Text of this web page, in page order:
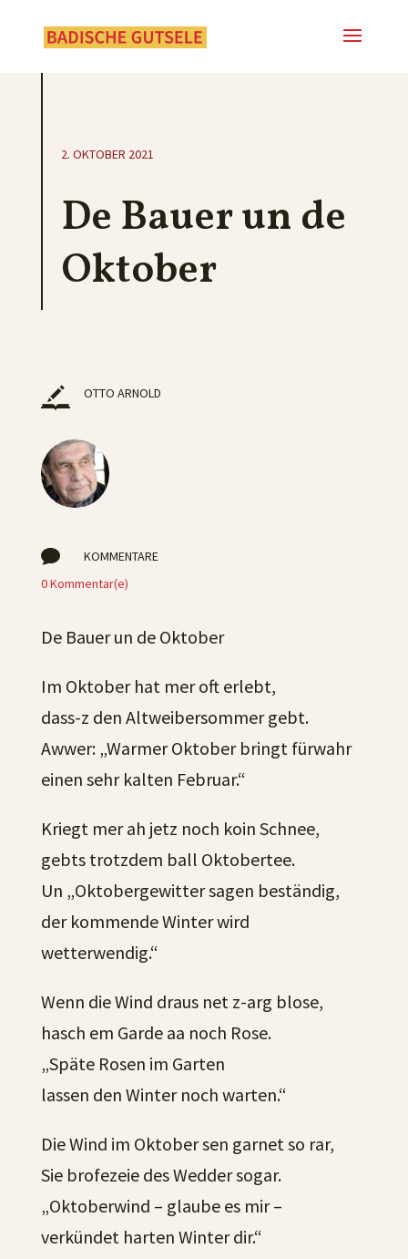
2. OKTOBER 2021
De Bauer un de
Oktober
OTTO ARNOLD

KOMMENTARE
0 Kommentar(e)
De Bauer un de Oktober
Im Oktober hat mer oft erlebt,
dass-z den Altweibersommer gebt.
Awwer: „Warmer Oktober bringt fürwahr
einen sehr kalten Februar.“
Kriegt mer ah jetz noch koin Schnee,
gebts trotzdem ball Oktobertee.
Un „Oktobergewitter sagen beständig,
der kommende Winter wird
wetterwendig.“
Wenn die Wind draus net z-arg blose,
hasch em Garde aa noch Rose.
„Späte Rosen im Garten
lassen den Winter noch warten.“
Die Wind im Oktober sen garnet so rar,
Sie brofezeie des Wedder sogar.
„Oktoberwind – glaube es mir –
verkündet harten Winter dir.“